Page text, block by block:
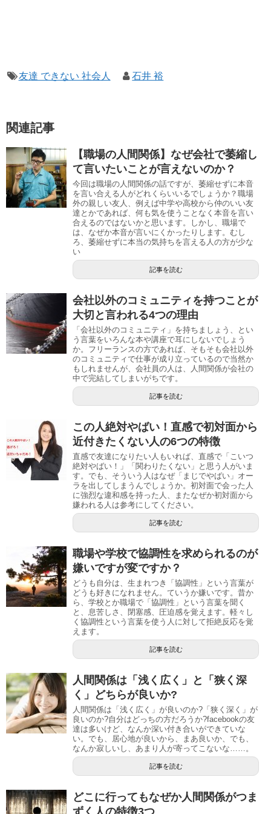
友達 できない 社会人 石井 裕
関連記事
【職場の人間関係】なぜ会社で萎縮し
て言いたいことが言えないのか？
今回は職場の人間関係の話ですが、萎縮せずに本音
を言い合える人がどれくらいいるでしょうか？職場
外の親しい友人、例えば中学や高校から仲のいい友
達とかであれば、何も気を使うことなく本音を言い
合えるのではないかと思います。しかし、職場で
は、なぜか本音が言いにくかったりします。むし
ろ、萎縮せずに本当の気持ちを言える人の方が少な
い
記事を読む
会社以外のコミュニティを持つことが
大切と言われる4つの理由
「会社以外のコミュニティ」を持ちましょう、とい
う言葉をいろんな本や講座で耳にしないでしょう
か。フリーランスの方であれば、そもそも会社以外
のコミュニティで仕事が成り立っているので当然か
もしれませんが、会社員の人は、人間関係が会社の
中で完結してしまいがちです。
記事を読む
この人絶対やばい！直感で初対面から
近付きたくない人の6つの特徴
直感で友達になりたい人もいれば、直感で「こいつ
絶対やばい！」「関わりたくない」と思う人がいま
す。でも、そういう人はなぜ「まじでやばい」オー
ラを出してしまうんでしょうか。初対面で会った人
に強烈な違和感を持った人、またなぜか初対面から
嫌われる人は参考にしてください。
記事を読む
職場や学校で協調性を求められるのが
嫌いですが変ですか？
どうも自分は、生まれつき「協調性」という言葉が
どうも好きになれません。ていうか嫌いです。昔か
ら、学校とか職場で「協調性」という言葉を聞く
と、息苦しさ、閉塞感、圧迫感を覚えます。軽々し
く協調性という言葉を使う人に対して拒絶反応を覚
えます。
記事を読む
人間関係は「浅く広く」と「狭く深
く」どちらが良いか?
人間関係は「浅く広く」が良いのか?「狭く深く」が
良いのか?自分はどっちの方だろうか?facebookの友
達は多いけど、なんか深い付き合いができていな
い。でも、居心地が良いから、まあ良いか、でも、
なんか寂しいし、あまり人が寄ってこないな……。
記事を読む
どこに行ってもなぜか人間関係がつま